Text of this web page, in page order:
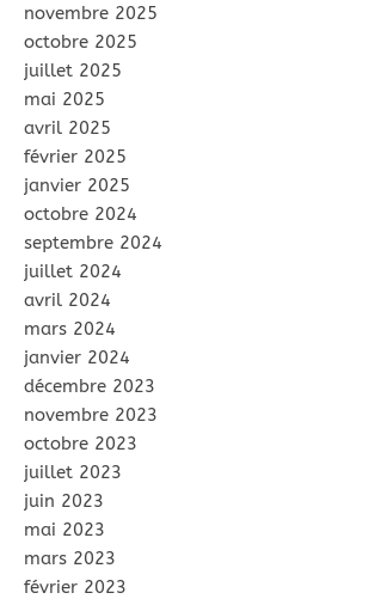
novembre 2025
octobre 2025
juillet 2025
mai 2025
avril 2025
février 2025
janvier 2025
octobre 2024
septembre 2024
juillet 2024
avril 2024
mars 2024
janvier 2024
décembre 2023
novembre 2023
octobre 2023
juillet 2023
juin 2023
mai 2023
mars 2023
février 2023